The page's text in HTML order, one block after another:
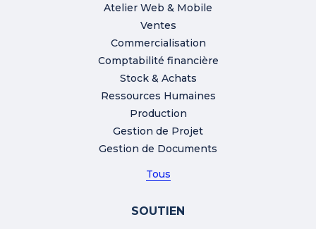
Atelier Web & Mobile
Ventes
Commercialisation
Comptabilité financière
Stock & Achats
Ressources Humaines
Production
Gestion de Projet
Gestion de Documents
Tous
SOUTIEN